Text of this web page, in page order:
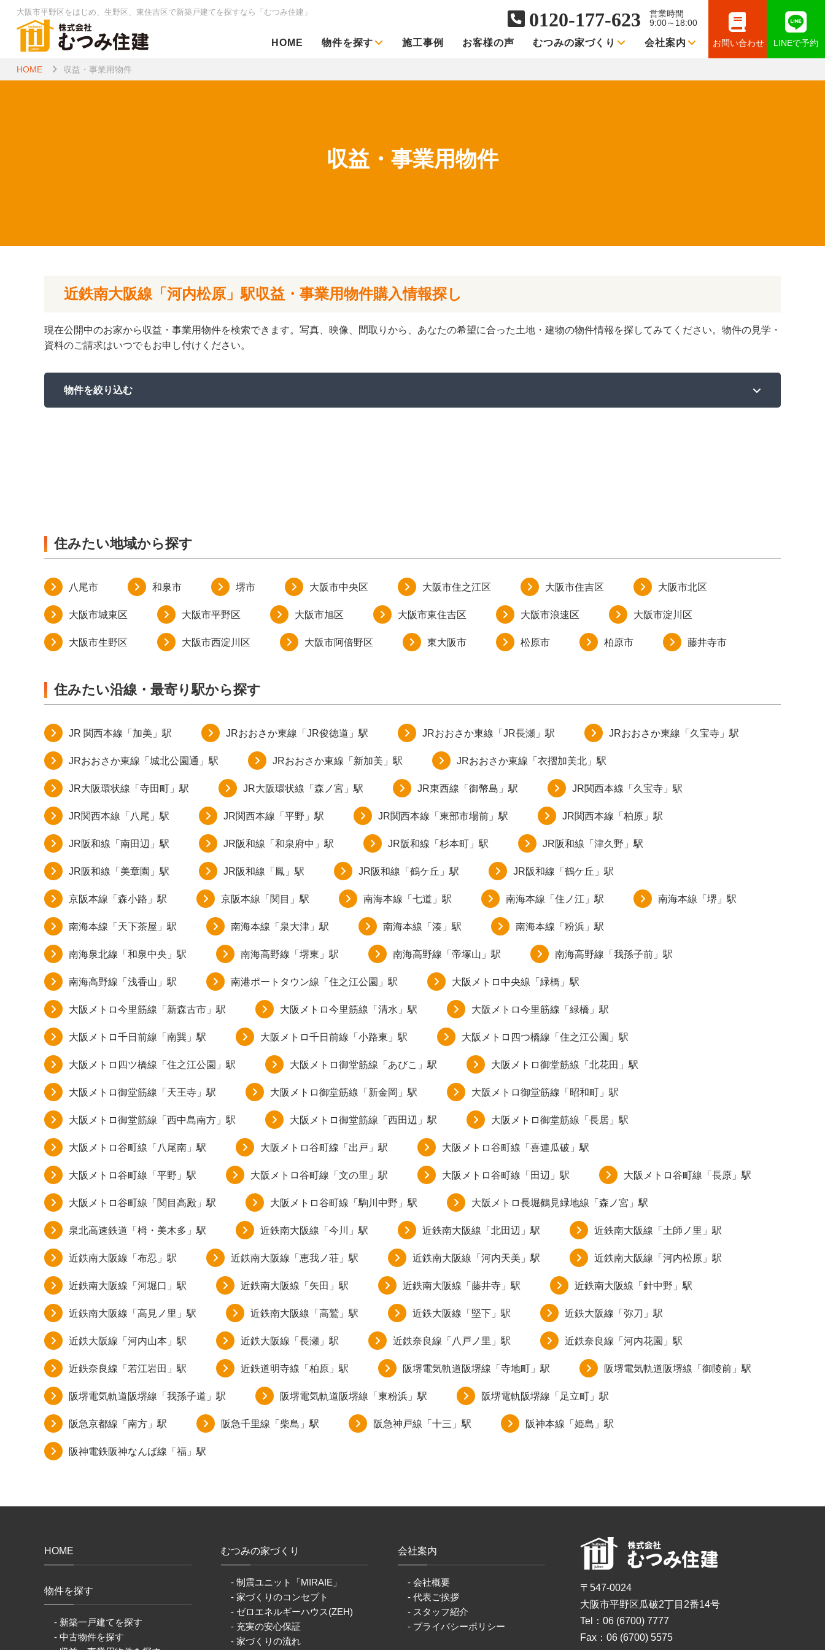
大阪市平野区をはじめ、生野区、東住吉区で新築戸建てを探すなら 「むつみ住建」 0120-177-623
営業時間
9:00～18:00
HOME 物件を探す 施工事例 お客様の声 むつみの家づくり 会社案内 お問い合わせ LINEで予約
HOME 収益・事業用物件
収益・事業用物件
近鉄南大阪線「河内松原」駅収益・事業用物件購入情報探し
現在公開中のお家から収益・事業用物件を検索できます。写真、映像、間取りから、あなたの希望に合った土地・建物の物件情報を探してみてください。物件の見学・
資料のご請求はいつでもお申し付けください。
物件を絞り込む
住みたい地域から探す
八尾市 和泉市 堺市 大阪市中央区 大阪市住之江区 大阪市住吉区 大阪市北区
大阪市城東区 大阪市平野区 大阪市旭区 大阪市東住吉区 大阪市浪速区 大阪市淀川区
大阪市生野区 大阪市西淀川区 大阪市阿倍野区 東大阪市 松原市 柏原市 藤井寺市
住みたい沿線・最寄り駅から探す
JR 関西本線「加美」駅 JRおおさか東線「JR俊徳道」駅 JRおおさか東線「JR長瀬」駅 JRおおさか東線「久宝寺」駅
JRおおさか東線「城北公園通」駅 JRおおさか東線「新加美」駅 JRおおさか東線「衣摺加美北」駅
JR大阪環状線「寺田町」駅 JR大阪環状線「森ノ宮」駅 JR東西線「御幣島」駅 JR関西本線「久宝寺」駅
JR関西本線「八尾」駅 JR関西本線「平野」駅 JR関西本線「東部市場前」駅 JR関西本線「柏原」駅
JR阪和線「南田辺」駅 JR阪和線「和泉府中」駅 JR阪和線「杉本町」駅 JR阪和線「津久野」駅
JR阪和線「美章園」駅 JR阪和線「鳳」駅 JR阪和線「鶴ケ丘」駅 JR阪和線「鶴ケ丘」駅
京阪本線「森小路」駅 京阪本線「関目」駅 南海本線「七道」駅 南海本線「住ノ江」駅 南海本線「堺」駅
南海本線「天下茶屋」駅 南海本線「泉大津」駅 南海本線「湊」駅 南海本線「粉浜」駅
南海泉北線「和泉中央」駅 南海高野線「堺東」駅 南海高野線「帝塚山」駅 南海高野線「我孫子前」駅
南海高野線「浅香山」駅 南港ポートタウン線「住之江公園」駅 大阪メトロ中央線「緑橋」駅
大阪メトロ今里筋線「新森古市」駅 大阪メトロ今里筋線「清水」駅 大阪メトロ今里筋線「緑橋」駅
大阪メトロ千日前線「南巽」駅 大阪メトロ千日前線「小路東」駅 大阪メトロ四つ橋線「住之江公園」駅
大阪メトロ四ツ橋線「住之江公園」駅 大阪メトロ御堂筋線「あびこ」駅 大阪メトロ御堂筋線「北花田」駅
大阪メトロ御堂筋線「天王寺」駅 大阪メトロ御堂筋線「新金岡」駅 大阪メトロ御堂筋線「昭和町」駅
大阪メトロ御堂筋線「西中島南方」駅 大阪メトロ御堂筋線「西田辺」駅 大阪メトロ御堂筋線「長居」駅
大阪メトロ谷町線「八尾南」駅 大阪メトロ谷町線「出戸」駅 大阪メトロ谷町線「喜連瓜破」駅
大阪メトロ谷町線「平野」駅 大阪メトロ谷町線「文の里」駅 大阪メトロ谷町線「田辺」駅 大阪メトロ谷町線「長原」駅
大阪メトロ谷町線「関目高殿」駅 大阪メトロ谷町線「駒川中野」駅 大阪メトロ長堀鶴見緑地線「森ノ宮」駅
泉北高速鉄道「栂・美木多」駅 近鉄南大阪線「今川」駅 近鉄南大阪線「北田辺」駅 近鉄南大阪線「土師ノ里」駅
近鉄南大阪線「布忍」駅 近鉄南大阪線「恵我ノ荘」駅 近鉄南大阪線「河内天美」駅 近鉄南大阪線「河内松原」駅
近鉄南大阪線「河堀口」駅 近鉄南大阪線「矢田」駅 近鉄南大阪線「藤井寺」駅 近鉄南大阪線「針中野」駅
近鉄南大阪線「高見ノ里」駅 近鉄南大阪線「高鷲」駅 近鉄大阪線「堅下」駅 近鉄大阪線「弥刀」駅
近鉄大阪線「河内山本」駅 近鉄大阪線「長瀬」駅 近鉄奈良線「八戸ノ里」駅 近鉄奈良線「河内花園」駅
近鉄奈良線「若江岩田」駅 近鉄道明寺線「柏原」駅 阪堺電気軌道阪堺線「寺地町」駅 阪堺電気軌道阪堺線「御陵前」駅
阪堺電気軌道阪堺線「我孫子道」駅 阪堺電気軌道阪堺線「東粉浜」駅 阪堺電軌阪堺線「足立町」駅
阪急京都線「南方」駅 阪急千里線「柴島」駅 阪急神戸線「十三」駅 阪神本線「姫島」駅
阪神電鉄阪神なんば線「福」駅
HOME
物件を探す
- 新築一戸建てを探す
- 中古物件を探す
むつみの家づくり
- 制震ユニット「MIRAIE」
- 家づくりのコンセプト
- ゼロエネルギーハウス(ZEH)
- 充実の安心保証
- 家づくりの流れ
会社案内
- 会社概要
- 代表ご挨拶
- スタッフ紹介
- プライバシーポリシー
〒547-0024
大阪市平野区瓜破2丁目2番14号
Tel：06 (6700) 7777
Fax：06 (6700) 5575